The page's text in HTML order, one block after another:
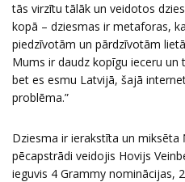
tās virzītu tālāk un veidotos
kopā – dziesmas ir metaforas,
piedzīvotām un pārdzīvotām
Mums ir daudz kopīgu ieceru un
bet es esmu Latvijā, šajā
problēma.”
Dziesma ir ierakstīta un miksēta
pēcapstrādi veidojis Hovijs
ieguvis 4 Grammy nominācijas,